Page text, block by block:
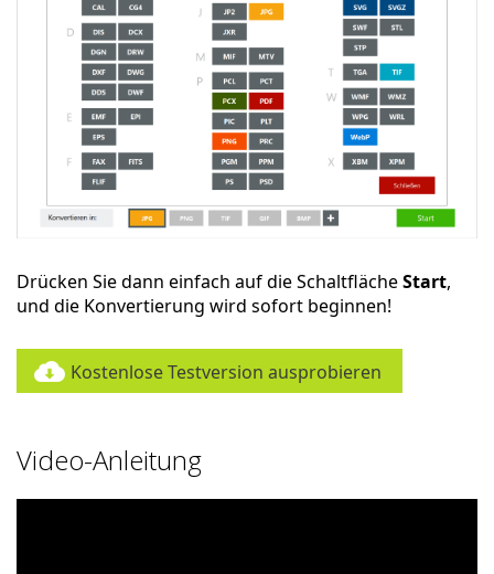
Drücken Sie dann einfach auf die SchaltflächeStart,
und die Konvertierung wird sofort beginnen!
Kostenlose Testversion ausprobieren
Video-Anleitung